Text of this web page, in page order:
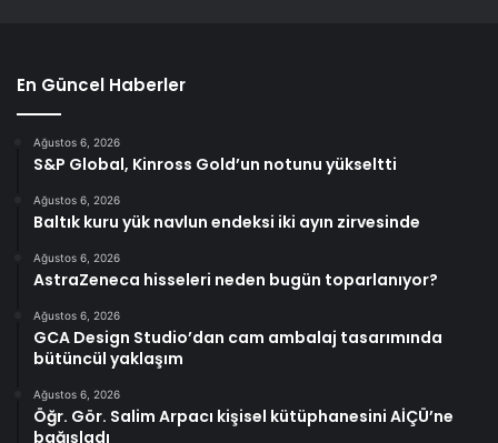
En Güncel Haberler
Ağustos 6, 2026
S&P Global, Kinross Gold’un notunu yükseltti
Ağustos 6, 2026
Baltık kuru yük navlun endeksi iki ayın zirvesinde
Ağustos 6, 2026
AstraZeneca hisseleri neden bugün toparlanıyor?
Ağustos 6, 2026
GCA Design Studio’dan cam ambalaj tasarımında
bütüncül yaklaşım
Ağustos 6, 2026
Öğr. Gör. Salim Arpacı kişisel kütüphanesini AİÇÜ’ne
bağışladı